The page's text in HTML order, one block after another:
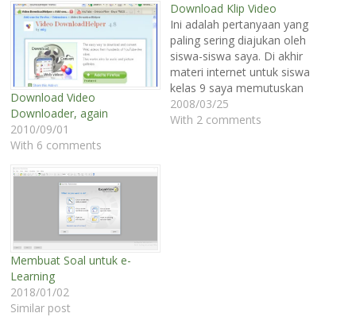
Download Video
Downloader, again
2010/09/01
With 6 comments
Download Klip Video
Ini adalah pertanyaan yang
paling sering diajukan oleh
siswa-siswa saya. Di akhir
materi internet untuk siswa
kelas 9 saya memutuskan
untuk mengajarkan
langkah-langkah ini. Saya
2008/03/25
With 2 comments
Membuat Soal untuk e-
Learning
2018/01/02
Similar post